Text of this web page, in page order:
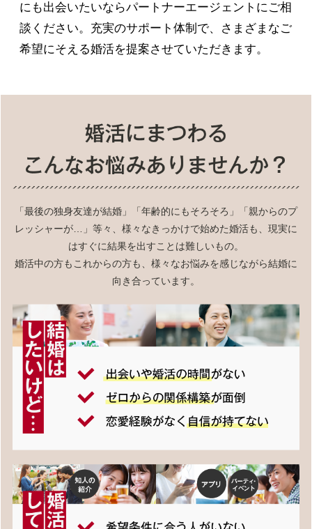
にも出会いたいならパートナーエージェントにご相
談ください。充実のサポート体制で、さまざまなご
希望にそえる婚活を提案させていただきます。
「最後の独身友達が結婚」「年齢的にもそろそろ」「親からのプ
レッシャーが…」等々、様々なきっかけで始めた婚活も、現実に
はすぐに結果を出すことは難しいもの。
婚活中の方もこれからの方も、様々なお悩みを感じながら結婚に
向き合っています。